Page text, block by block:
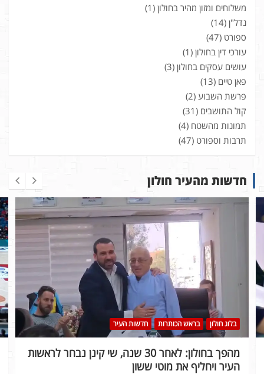
משלוחים ומזון מהיר בחולון (1)
נדל"ן (14)
ספורט (47)
עורכי דין בחולון (1)
עושים עסקים בחולון (3)
פאן טיים (13)
פרשת השבוע (2)
קול התושבים (31)
תמונות מהשטח (4)
תרבות וספורט (47)
חדשות מהעיר חולון
בלוג חולון בראש הכותרות חדשות העיר
מהפך בחולון: לאחר 30 שנה, שי קינן נבחר לראשות
העיר ויחליף את מוטי ששון